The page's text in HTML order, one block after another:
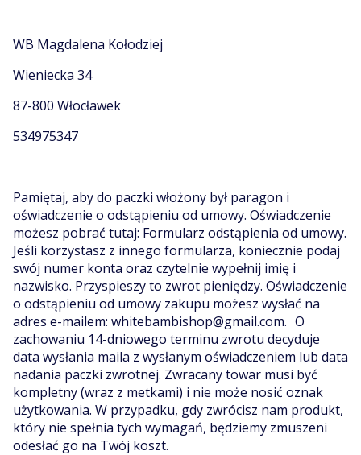
WB Magdalena Kołodziej
Wieniecka 34
87-800 Włocławek
534975347
Pamiętaj, aby do paczki włożony był paragon i
oświadczenie o odstąpieniu od umowy. Oświadczenie
możesz pobrać tutaj: Formularz odstąpienia od umowy.
Jeśli korzystasz z innego formularza, koniecznie podaj
swój numer konta oraz czytelnie wypełnij imię i
nazwisko. Przyspieszy to zwrot pieniędzy. Oświadczenie
o odstąpieniu od umowy zakupu możesz wysłać na
adres e-mailem: whitebambishop@gmail.com. O
zachowaniu 14-dniowego terminu zwrotu decyduje
data wysłania maila z wysłanym oświadczeniem lub data
nadania paczki zwrotnej. Zwracany towar musi być
kompletny (wraz z metkami) i nie może nosić oznak
użytkowania. W przypadku, gdy zwrócisz nam produkt,
który nie spełnia tych wymagań, będziemy zmuszeni
odesłać go na Twój koszt.